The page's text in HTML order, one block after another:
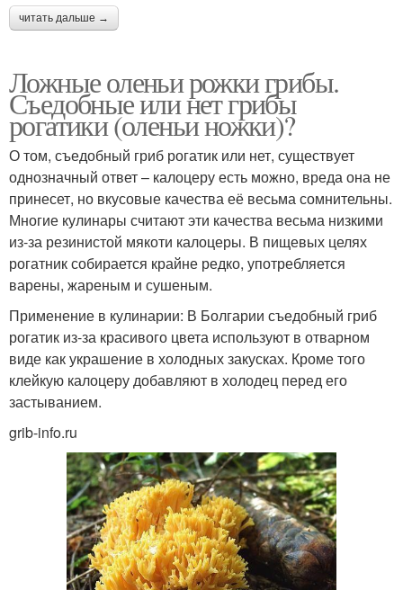
читать дальше →
Ложные оленьи рожки грибы.
Съедобные или нет грибы
рогатики (оленьи ножки)?
О том, съедобный гриб рогатик или нет, существует
однозначный ответ – калоцеру есть можно, вреда она не
принесет, но вкусовые качества её весьма сомнительны.
Многие кулинары считают эти качества весьма низкими
из-за резинистой мякоти калоцеры. В пищевых целях
рогатник собирается крайне редко, употребляется
варены, жареным и сушеным.
Применение в кулинарии: В Болгарии съедобный гриб
рогатик из-за красивого цвета используют в отварном
виде как украшение в холодных закусках. Кроме того
клейкую калоцеру добавляют в холодец перед его
застыванием.
grib-info.ru